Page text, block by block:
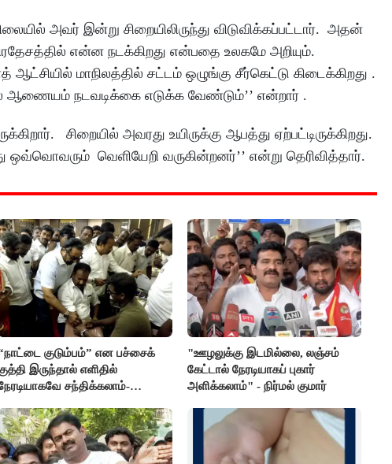
அவர் இன்று சிறையிலிருந்து விடுவிக்கப்பட்டார். அதன்
என்ன நடக்கிறது என்பதை உலகமே அறியும்.
மாநிலத்தில் சட்டம் ஒழுங்கு சீர்கெட்டு கிடைக்கிறது .
ஆணையம் நடவடிக்கை எடுக்க வேண்டும்’’ என்றார் .
சிறையில் அவரது உயிருக்கு ஆபத்து ஏற்பட்டிருக்கிறது.
ஒவ்வொவரும் வெளியேறி வருகின்றனர்’’ என்று தெரிவித்தார்.
குடும்பம்” என பச்சைக்
இருந்தால் எளிதில்
சந்திக்கலாம்-
"ஊழலுக்கு இடமில்லை, லஞ்சம்
கேட்டால் நேரடியாகப் புகார்
அளிக்கலாம்" - நிர்மல் குமார்